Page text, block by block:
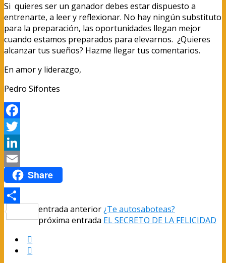
Si quieres ser un ganador debes estar dispuesto a
entrenarte, a leer y reflexionar. No hay ningún substituto
para la preparación, las oportunidades llegan mejor
cuando estamos preparados para elevarnos. ¿Quieres
alcanzar tus sueños? Hazme llegar tus comentarios.
En amor y liderazgo,
Pedro Sifontes
Facebook
Twitter
LinkedIn
Email Share
Compartir
entrada anterior¿Te autosaboteas?
próxima entrada EL SECRETO DE LA FELICIDAD